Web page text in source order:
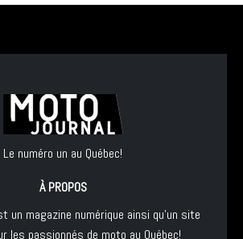
Le numéro un au Québec!
À PROPOS
un magazine numérique ainsi qu'un site
les passionnés de moto au Québec!